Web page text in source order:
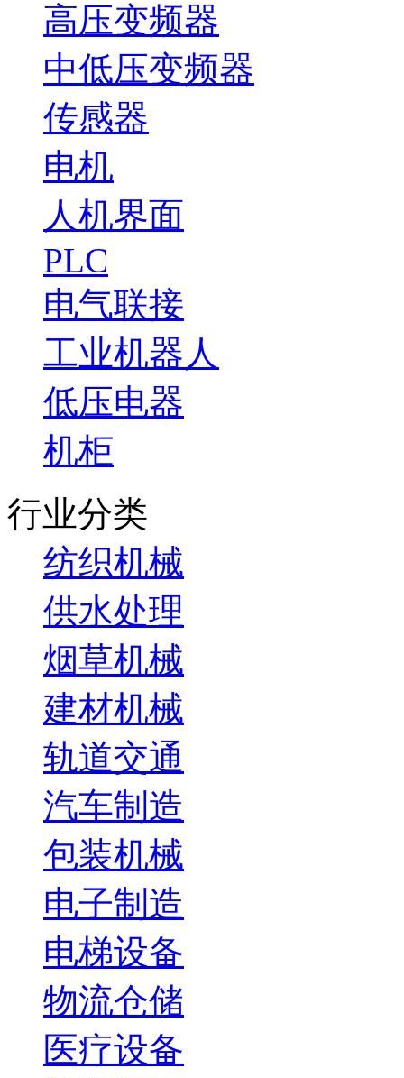
高压变频器
中低压变频器
传感器
电机
人机界面
PLC
电气联接
工业机器人
低压电器
机柜
行业分类
纺织机械
供水处理
烟草机械
建材机械
轨道交通
汽车制造
包装机械
电子制造
电梯设备
物流仓储
医疗设备